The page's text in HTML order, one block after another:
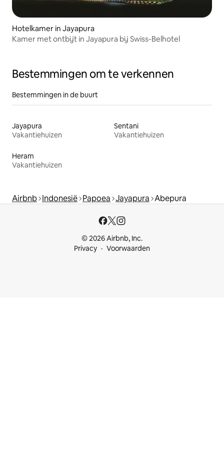
Hotelkamer in Jayapura
Kamer met ontbijt in Jayapura bij Swiss-Belhotel
Bestemmingen om te verkennen
Bestemmingen in de buurt
Jayapura
Vakantiehuizen
Sentani
Vakantiehuizen
Heram
Vakantiehuizen
Airbnb Indonesië Papoea Jayapura Abepura
© 2026 Airbnb, Inc.
Privacy
Voorwaarden